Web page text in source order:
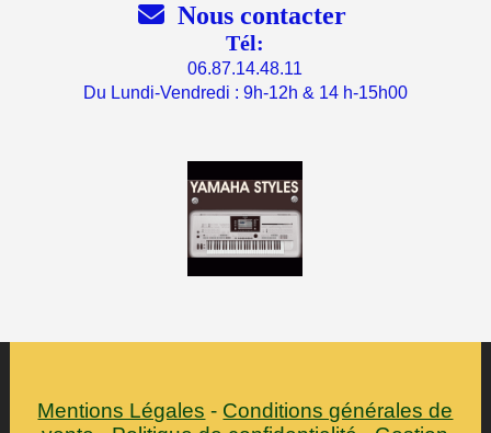
Nous contacter
Tél:
06.87.14.48.11
Du Lundi-Vendredi : 9h-12h & 14 h-15h00
Mentions Légales
Conditions générales de